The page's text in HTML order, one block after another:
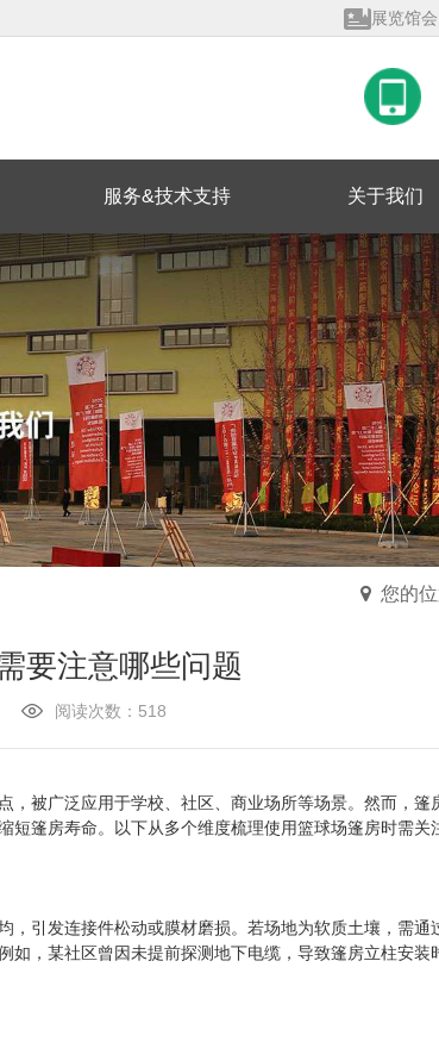
展览馆
质量管
服务&技术支持 关于我们
您的
要注意哪些问题
阅读次数：518
被广泛应用于学校、社区、商业场所等场景。然而，
篷房寿命。以下从多个维度梳理使用篮球场篷房时需关
引发连接件松动或膜材磨损。若场地为软质土壤，需通
，某社区曾因未提前探测地下电缆，导致篷房立柱安装